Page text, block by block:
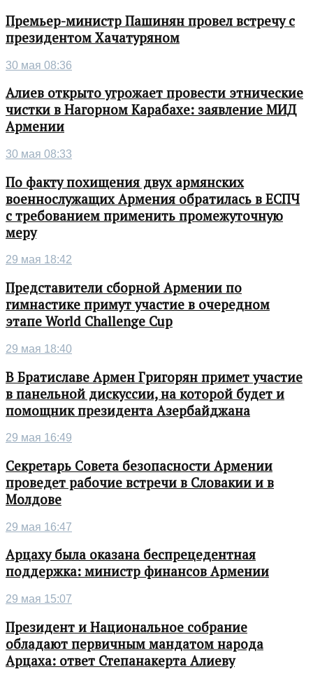
Премьер-министр Пашинян провел встречу с
президентом Хачатуряном
30 мая 08:36
Алиев открыто угрожает провести этнические
чистки в Нагорном Карабахе: заявление МИД
Армении
30 мая 08:33
По факту похищения двух армянских
военнослужащих Армения обратилась в ЕСПЧ
с требованием применить промежуточную
меру
29 мая 18:42
Представители сборной Армении по
гимнастике примут участие в очередном
этапе World Challenge Cup
29 мая 18:40
В Братиславе Армен Григорян примет участие
в панельной дискуссии, на которой будет и
помощник президента Азербайджана
29 мая 16:49
Секретарь Совета безопасности Армении
проведет рабочие встречи в Словакии и в
Молдове
29 мая 16:47
Арцаху была оказана беспрецедентная
поддержка: министр финансов Армении
29 мая 15:07
Президент и Национальное собрание
обладают первичным мандатом народа
Арцаха: ответ Степанакерта Алиеву